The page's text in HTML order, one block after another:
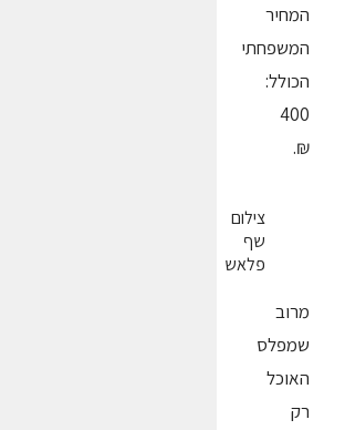
המחיר
המשפחתי
הכולל:
400
₪.
צילום
שף
פלאש
מרוב
שמפלס
האוכל
רק